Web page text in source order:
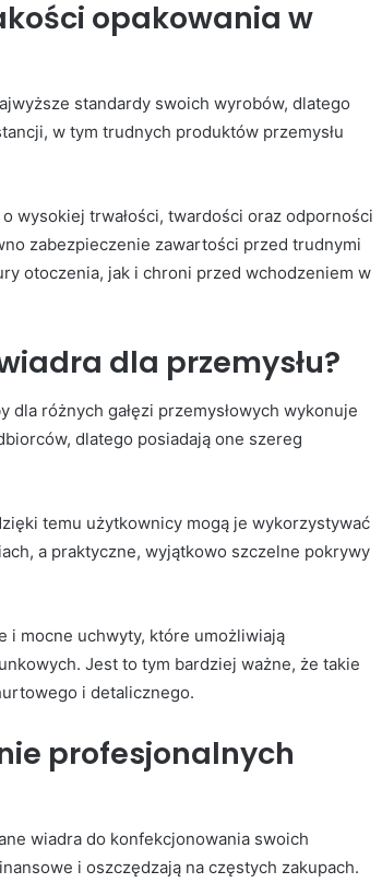
opakowania w
standardy swoich wyrobów, dlatego
w tym trudnych produktów przemysłu
wysokiej trwałości, twardości oraz odporności
zabezpieczenie zawartości przed trudnymi
otoczenia, jak i chroni przed wchodzeniem w
dla przemysłu?
różnych gałęzi przemysłowych wykonuje
dlatego posiadają one szereg
temu użytkownicy mogą je wykorzystywać
a praktyczne, wyjątkowo szczelne pokrywy
i mocne uchwyty, które umożliwiają
Jest to tym bardziej ważne, że takie
i detalicznego.
profesjonalnych
wiadra do konfekcjonowania swoich
i oszczędzają na częstych zakupach.